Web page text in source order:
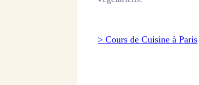
> Cours de Cuisine à Paris